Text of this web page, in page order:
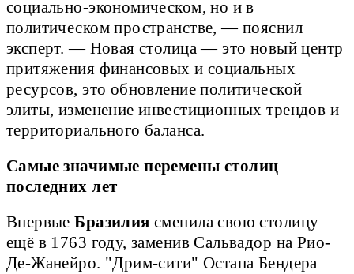
социально-экономическом, но и в
политическом пространстве, — пояснил
эксперт. — Новая столица — это новый центр
притяжения финансовых и социальных
ресурсов, это обновление политической
элиты, изменение инвестиционных трендов и
территориального баланса.
Самые значимые перемены столиц
последних лет
ВпервыеБразилия сменила свою столицу
ещё в 1763 году, заменив Сальвадор на Рио-
Де-Жанейро. "Дрим-сити" Остапа Бендера